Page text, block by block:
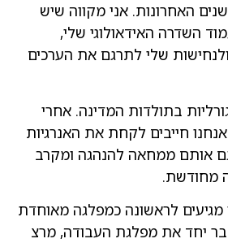
האחרונות. אני מקווה שיש
השדרה האידאולוגי שלי,
ולנחישות שלי לתרגם את הערכים
בתולדות המדינה. אחרי
חייבים לקחת את האנרגיות
אותם ממחאה להנהגה ומקרב
מחודשת.
מגיעים לראשונה כמפלגה מאוחדת
יחד את מפלגת העבודה, מרצ